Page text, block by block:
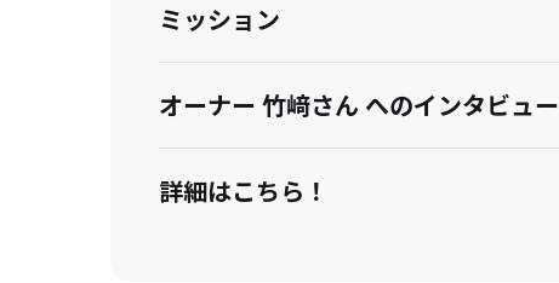
ミッション
オーナー 竹﨑さん へのインタビュー
詳細はこちら！